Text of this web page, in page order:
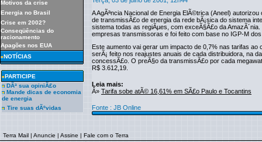
Motivos da crise
Energia no Brasil
Crise em 2002?
Conseqüências do
racionamento
Apagões nos EUA
NOTÍCIAS
PARTICIPE
DÃª sua opiniÃ£o
Mande dicas de economia
de energia
Tire suas dÃºvidas
A AgÃªncia Nacional de Energia ElÃ©trica (Aneel)
de transmissÃ£o de energia da rede bÃ¡sica do sistema
sistema todas as regiÃµes, com exceÃ§Ã£o da
empresas transmissoras e foi feito com base no IGP-M
Este aumento vai gerar um impacto de 0,7% nas tarifas ao
serÃ¡ feito nos reajustes anuais de cada distribuidora, na
concessÃ£o. O preÃ§o da transmissÃ£o por cada
R$ 3.612,19.
Leia mais:
Â» Tarifa sobe atÃ© 16,61% em SÃ£o Paulo e Tocantins
Fonte : JB Online
Terra Mail | Anuncie | Assine | Fale com o Terra